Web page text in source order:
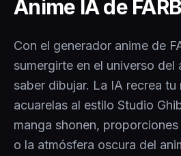
Anime IA de
Con el generador anime de
sumergirte en el universo del
saber dibujar. La IA recrea tu
acuarelas al estilo Studio
manga shonen,
o la atmósfera oscura del